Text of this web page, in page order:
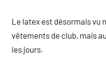
Le latex est désormais vu
vêtements de club, mais
les jours.